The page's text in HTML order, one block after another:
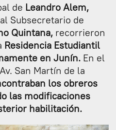
de Leandro Alem,
Subsecretario de
Quintana, recorrieron
Residencia Estudiantil
en Junín. En el
San Martín de la
los obreros
las modificaciones
habilitación.